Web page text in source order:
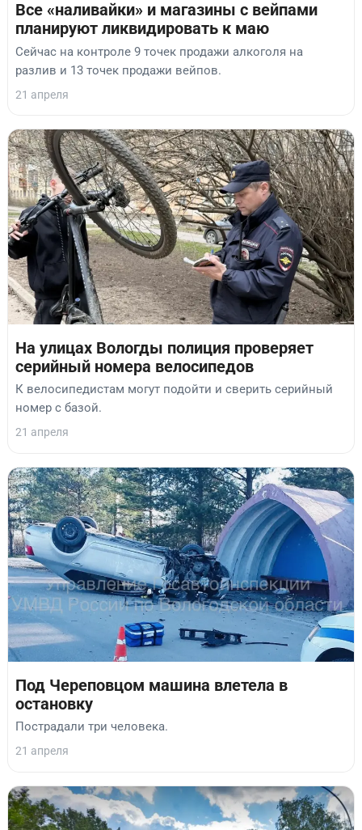
Все «наливайки» и магазины с вейпами
планируют ликвидировать к маю
Сейчас на контроле 9 точек продажи алкоголя на
разлив и 13 точек продажи вейпов.
21 апреля
На улицах Вологды полиция проверяет
серийный номера велосипедов
К велосипедистам могут подойти и сверить серийный
номер с базой.
21 апреля
Под Череповцом машина влетела в
остановку
Пострадали три человека.
21 апреля